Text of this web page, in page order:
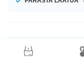
Tuotetiedot